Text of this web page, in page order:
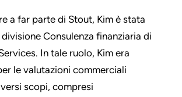
a far parte di Stout, Kim è stata
Consulenza finanziaria di
In tale ruolo, Kim era
le valutazioni commerciali
scopi, compresi